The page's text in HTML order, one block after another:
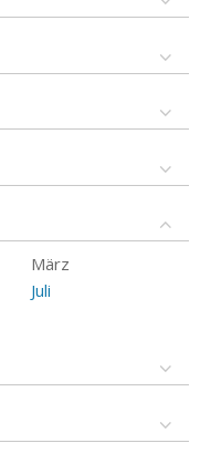
März
Juli